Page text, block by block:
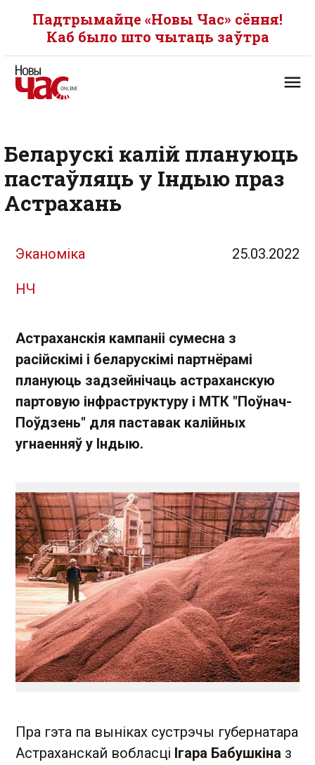
Падтрымайце «Новы Час» сёння!
Каб было што чытаць заўтра
Беларускі калій плануюць
пастаўляць у Індыю праз
Астрахань
Эканоміка 25.03.2022
НЧ
Астраханскія кампаніі сумесна з
расійскімі і беларускімі партнёрамі
плануюць задзейнічаць астраханскую
партовую інфраструктуру і МТК "Поўнач-
Поўдзень" для паставак калійных
угнаенняў у Індыю.
Пра гэта па выніках сустрэчы губернатара
Астраханскай вобласці Ігара Бабушкіна з